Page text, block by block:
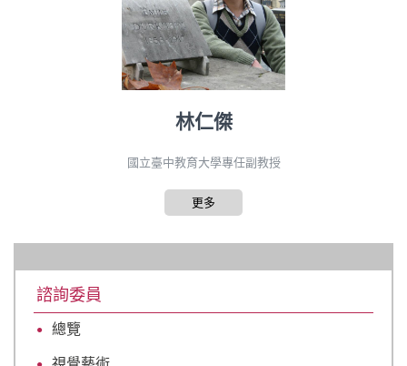
林仁傑
國立臺中教育大學專任副教授
更多
諮詢委員
總覽